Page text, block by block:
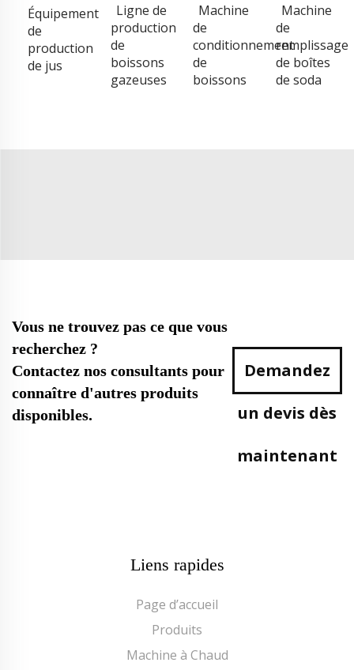
Équipement
de
production
de jus
Ligne de
production
de
boissons
gazeuses
Machine
de
conditionnement
de
boissons
Machine
de
remplissage
de boîtes
de soda
Vous ne trouvez pas ce que vous
recherchez ?
Contactez nos consultants pour
connaître d'autres produits
disponibles.
Demandez
un devis dès
maintenant
Liens rapides
Page d’accueil
Produits
Machine à Chaud